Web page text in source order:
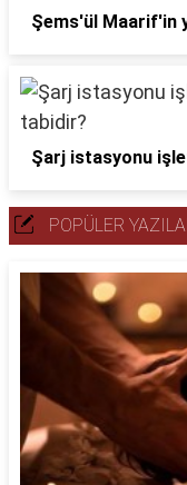
Şems'ül Maarif'in
Şarj istasyonu
POPÜLER